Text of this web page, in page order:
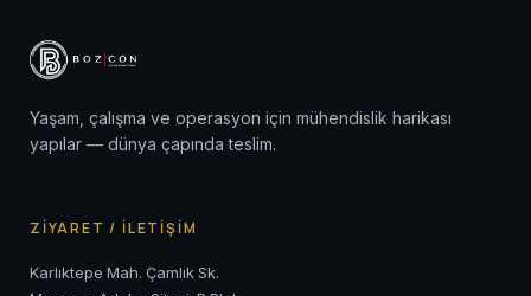
Yaşam, çalışma ve operasyon için mühendislik harikası
yapılar — dünya çapında teslim.
ZİYARET / İLETİŞİM
Karlıktepe Mah. Çamlık Sk.